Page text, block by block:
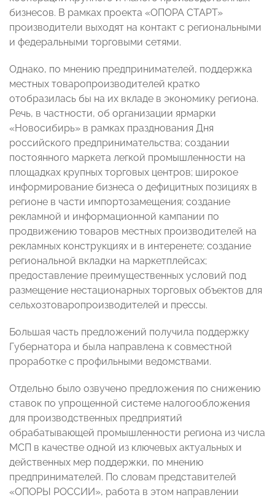
бизнесов. В рамках проекта «ОПОРА СТАРТ»
производители выходят на контакт с региональными
и федеральными торговыми сетями.
Однако, по мнению предпринимателей, поддержка
местных товаропроизводителей кратко
отобразилась бы на их вкладе в экономику региона.
Речь, в частности, об организации ярмарки
«Новосибирь» в рамках празднования Дня
российского предпринимательства; создании
постоянного маркета легкой промышленности на
площадках крупных торговых центров; широкое
информирование бизнеса о дефицитных позициях в
регионе в части импортозамещения; создание
рекламной и информационной кампании по
продвижению товаров местных производителей на
рекламных конструкциях и в интеренете; создание
региональной вкладки на маркетплейсах;
предоставление преимущественных условий под
размещение нестационарных торговых объектов для
сельхозтоваропроизводителей и прессы.
Большая часть предложений получила поддержку
Губернатора и была направлена к совместной
проработке с профильными ведомствами.
Отдельно было озвучено предложения по снижению
ставок по упрощенной системе налогообложения
для производственных предприятий
обрабатывающей промышленности региона из числа
МСП в качестве одной из ключевых актуальных и
действенных мер поддержки, по мнению
предпринимателей. По словам представителей
«ОПОРЫ РОССИИ», работа в этом направлении